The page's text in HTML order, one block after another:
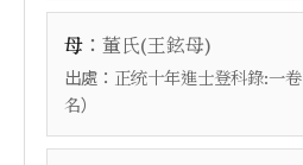
母 ： 董氏(王鉉母)
出處： 正统十年進士登科錄:一卷
名）